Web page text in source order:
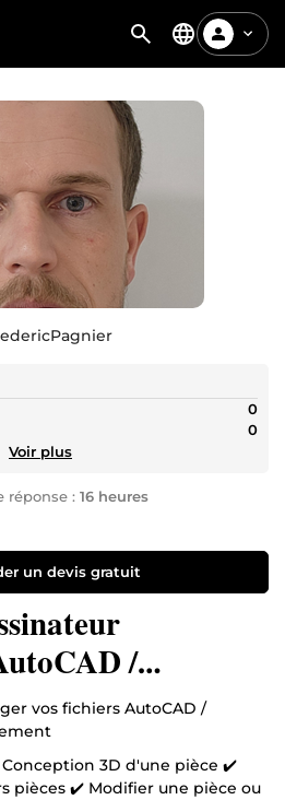
0
0
Voir plus
réponse : 16 heures
un devis gratuit
/
vos fichiers AutoCAD /
Conception 3D d'une pièce ✔️
pièces ✔️ Modifier une pièce ou